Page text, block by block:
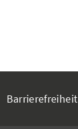
Barrierefreiheit